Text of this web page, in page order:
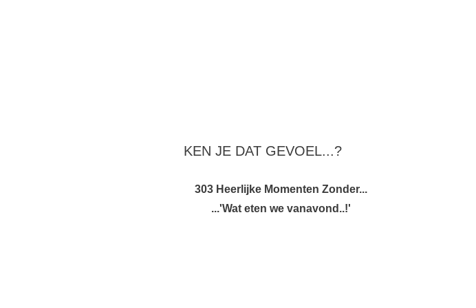
KEN JE DAT GEVOEL...?
303 Heerlijke Momenten Zonder...
...'Wat eten we vanavond..!'